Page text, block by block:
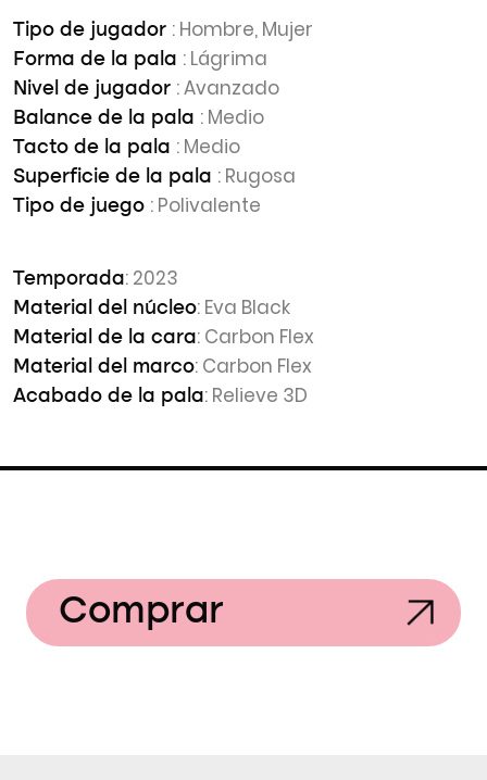
Tipo de jugador : Hombre, Mujer
Forma de la pala : Lágrima
Nivel de jugador : Avanzado
Balance de la pala : Medio
Tacto de la pala : Medio
Superficie de la pala : Rugosa
Tipo de juego : Polivalente
Temporada: 2023
Material del núcleo: Eva Black
Material de la cara: Carbon Flex
Material del marco: Carbon Flex
Acabado de la pala: Relieve 3D
Comprar